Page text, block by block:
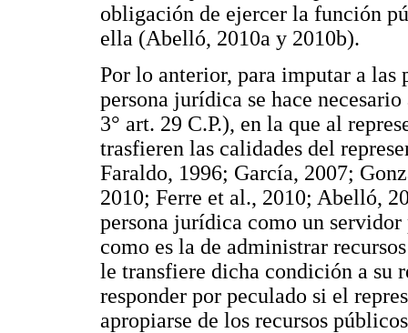
obligación de ejercer la función
ella (Abelló, 2010a y 2010b).
Por lo anterior, para imputar a las
persona jurídica se hace
3° art. 29 C.P.), en la que al
trasfieren las calidades del
Faraldo, 1996; García, 2007;
2010; Ferre et al., 2010; Abelló,
persona jurídica como un
como es la de administrar
le transfiere dicha condición a su
responder por peculado si el
apropiarse de los recursos